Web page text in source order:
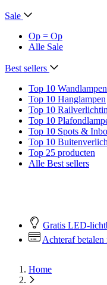
Sale
Op = Op
Alle Sale
Best sellers
Top 10 Wandlampen
Top 10 Hanglampen
Top 10
Top 10
Top 10 Spots &
Top 10
Top 25 producten
Alle Best sellers
Gratis LED-
Achteraf betalen
Home